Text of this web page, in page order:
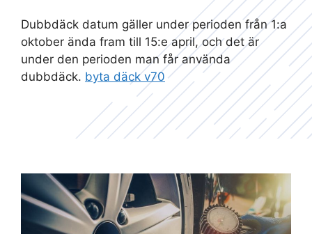
Dubbdäck datum gäller under perioden från 1:a
oktober ända fram till 15:e april, och det är
under den perioden man får använda
dubbdäck. byta däck v70